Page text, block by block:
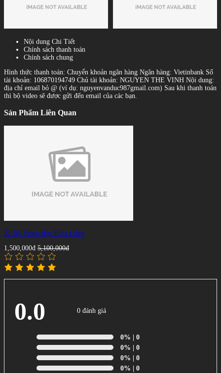
Nội dung Chi Tiết
Chính sách thanh toán
Chính sách chung
Hình thức thanh toán: Chuyển khoản ngân hàng Ngân hàng: Vietinbank Số
tài khoản: 106870194749 Chủ tài khoản: NGUYEN THE VINH Nội dung:
địa chỉ email bỏ @ (ví dụ: nguyenvanduc987gmail.com) Sau khi thanh toán
thì bộ video sẽ được gửi đến email của các bạn.
Sản Phẩm Liên Quan
22 Bộ Video Học Bida Libre
1,500,000đ 5,100,000đ
0.0 0 đánh giá
0% | 0
0% | 0
0% | 0
0% | 0